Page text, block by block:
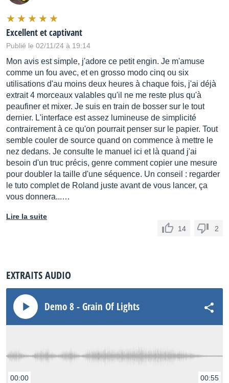
Excellent et captivant
Publié le 02/11/24 à 19:14
Mon avis est simple, j'adore ce petit engin. Je m'amuse
comme un fou avec, et en grosso modo cinq ou six
utilisations d'au moins deux heures à chaque fois, j'ai déjà
extrait 4 morceaux valables qu'il ne me reste plus qu'à
peaufiner et mixer. Je suis en train de bosser sur le tout
dernier. L'interface est assez lumineuse de simplicité
contrairement à ce qu'on pourrait penser sur le papier. Tout
semble couler de source quand on commence à mettre le
nez dedans. Je consulte le manuel ici et là quand j'ai
besoin d'un truc précis, genre comment copier une mesure
pour doubler la taille d'une séquence. Un conseil : regarder
le tuto complet de Roland juste avant de vous lancer, ça
vous donnera...…
Lire la suite
14
2
EXTRAITS AUDIO
Demo 8 - Grain Of Lights
00:00 00:55